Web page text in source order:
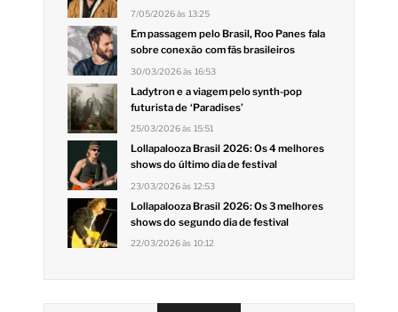
7/05/2026 às 13:25
Em passagem pelo Brasil, Roo Panes fala
sobre conexão com fãs brasileiros
30/03/2026 às 16:53
Ladytron e a viagem pelo synth-pop
futurista de ‘Paradises’
25/03/2026 às 15:51
Lollapalooza Brasil 2026: Os 4 melhores
shows do último dia de festival
23/03/2026 às 12:53
Lollapalooza Brasil 2026: Os 3 melhores
shows do segundo dia de festival
22/03/2026 às 10:12